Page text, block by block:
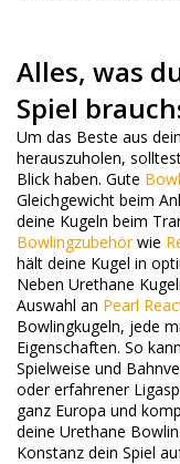
Alles, was
Spiel
Um das Beste aus
herauszuholen,
Blick haben. Gute
Gleichgewicht beim
deine Kugeln beim
Bowlingzubehör wie
hält deine Kugel in
Neben Urethane
Auswahl an Pearl
Bowlingkugeln, jede
Eigenschaften. So
Spielweise und
oder erfahrener
ganz Europa und
deine Urethane
Konstanz dein Spiel